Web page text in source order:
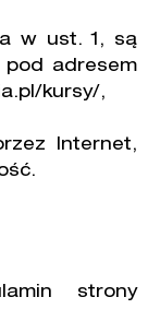
w ust. 1, są
adresem
kursy/,
Internet,
strony